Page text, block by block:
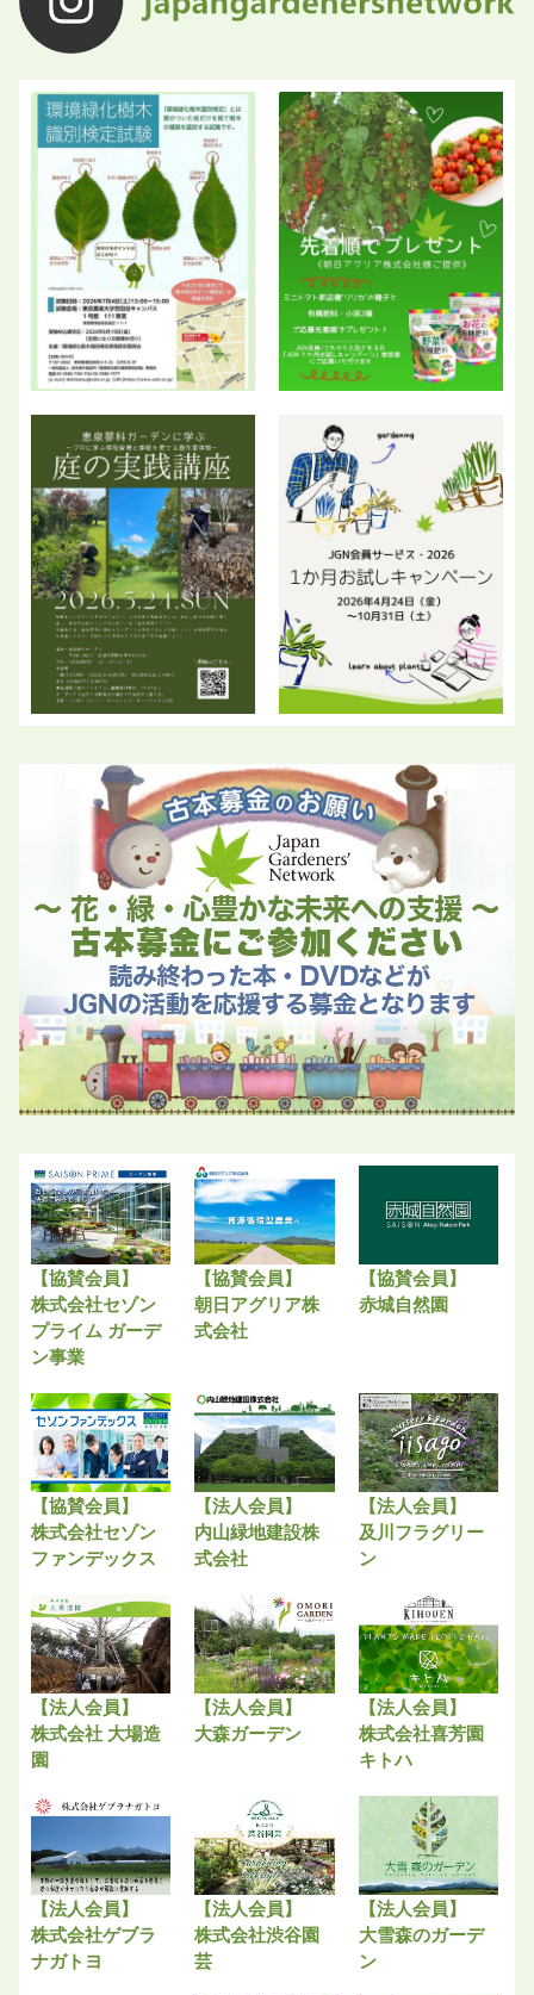
【協賛会員】
株式会社セゾン
プライム ガーデ
ン事業
【協賛会員】
朝日アグリア株
式会社
【協賛会員】
赤城自然園
【協賛会員】
株式会社セゾン
ファンデックス
【法人会員】
内山緑地建設株
式会社
【法人会員】
及川フラグリー
ン
【法人会員】
株式会社 大場造
園
【法人会員】
大森ガーデン
【法人会員】
株式会社喜芳園
キトハ
【法人会員】
株式会社ゲブラ
ナガトヨ
【法人会員】
株式会社渋谷園
芸
【法人会員】
大雪森のガーデ
ン